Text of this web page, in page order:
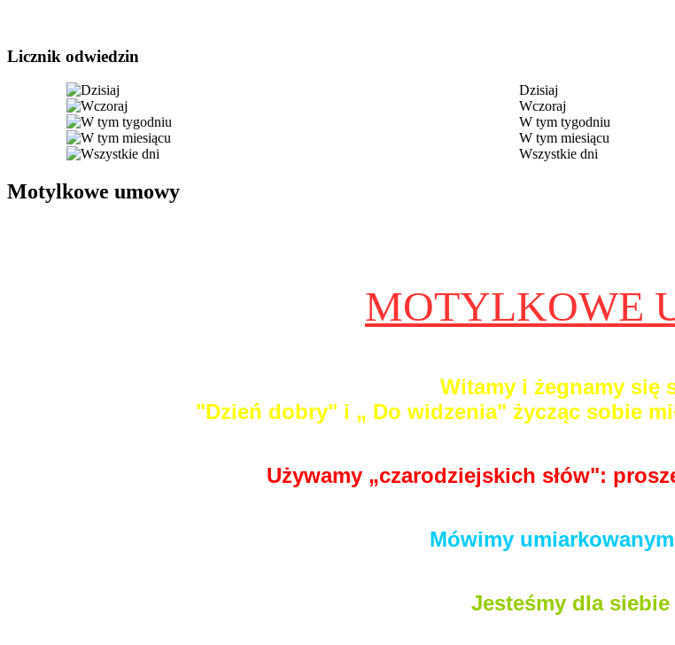
Licznik odwiedzin
Dzisiaj
Wczoraj
W tym tygodniu
W tym miesiącu
Wszystkie dni
Motylkowe umowy
MOTYLKOWE
Witamy i żegnamy się
"Dzień dobry" i „ Do widzenia" życząc sobie
Używamy „czarodziejskich słów":
Mówimy umiarkowanym
Jesteśmy dla